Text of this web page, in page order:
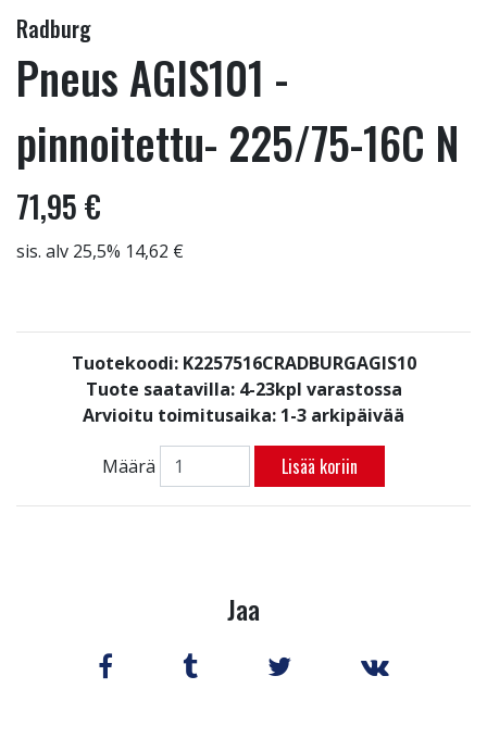
Radburg
Pneus AGIS101 -
pinnoitettu- 225/75-16C N
71,95 €
sis. alv 25,5% 14,62 €
Tuotekoodi: K2257516CRADBURGAGIS10
Tuote saatavilla: 4-23kpl varastossa
Arvioitu toimitusaika: 1-3 arkipäivää
Määrä Lisää koriin
Jaa